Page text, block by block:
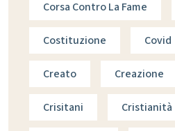
Corsa Contro La Fame
Costituzione Covid
Creato Creazione
Crisitani Cristianità